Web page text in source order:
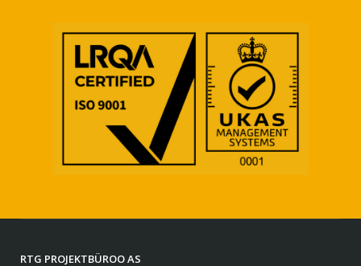
RTG PROJEKTBÜROO AS